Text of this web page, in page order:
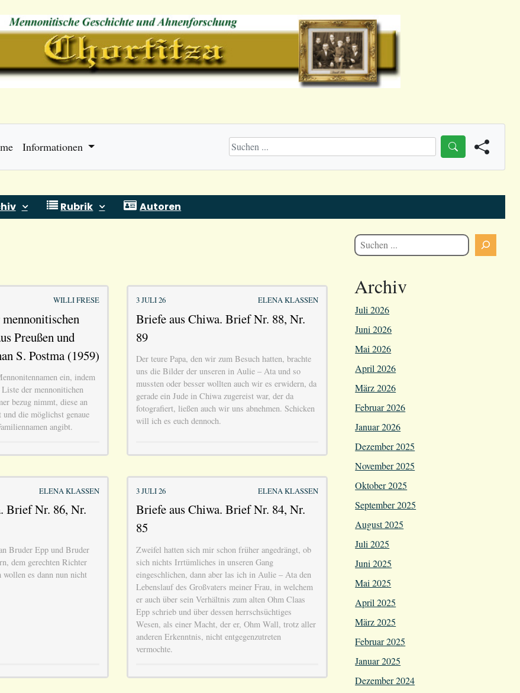
Informationen
Rubrik Autoren
WILLI FRESE
Preußen und
S. Postma (1959)
ein, indem
der mennonitichen
bezug nimmt, diese an
die möglichst genaue
angibt.
3 JULI 26 ELENA KLASSEN
Briefe aus Chiwa. Brief Nr. 88, Nr.
89
Der teure Papa, den wir zum Besuch hatten, brachte
uns die Bilder der unseren in Aulie – Ata und so
mussten oder besser wollten auch wir es erwidern, da
gerade ein Jude in Chiwa zugereist war, der da
fotografiert, ließen auch wir uns abnehmen. Schicken
will ich es euch dennoch.
ELENA KLASSEN
Brief Nr. 86, Nr.
Bruder Epp und Bruder
dem gerechten Richter
wollen es dann nun nicht
3 JULI 26 ELENA KLASSEN
Briefe aus Chiwa. Brief Nr. 84, Nr.
85
Zweifel hatten sich mir schon früher angedrängt, ob
sich nichts Irrtümliches in unseren Gang
eingeschlichen, dann aber las ich in Aulie – Ata den
Lebenslauf des Großvaters meiner Frau, in welchem
er auch über sein Verhältnis zum alten Ohm Claas
Epp schrieb und über dessen herrschsüchtiges
Wesen, als einer Macht, der er, Ohm Wall, trotz aller
anderen Erkenntnis, nicht entgegenzutreten
vermochte.
Archiv
Juli 2026
Juni 2026
Mai 2026
April 2026
März 2026
Februar 2026
Januar 2026
Dezember 2025
November 2025
Oktober 2025
September 2025
August 2025
Juli 2025
Juni 2025
Mai 2025
April 2025
März 2025
Februar 2025
Januar 2025
Dezember 2024